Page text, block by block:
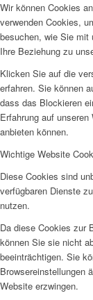
Wir können Cookies
verwenden Cookies,
besuchen, wie Sie mit
Ihre Beziehung zu
Klicken Sie auf die
erfahren. Sie können
dass das Blockieren
Erfahrung auf
anbieten können.
Wichtige Website
Diese Cookies sind
verfügbaren Dienste
nutzen.
Da diese Cookies zur
können Sie sie nicht
beeinträchtigen. Sie
Browsereinstellungen
Website erzwingen.